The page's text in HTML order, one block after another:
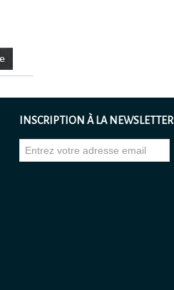
INSCRIPTION À LA NEWSLETTER